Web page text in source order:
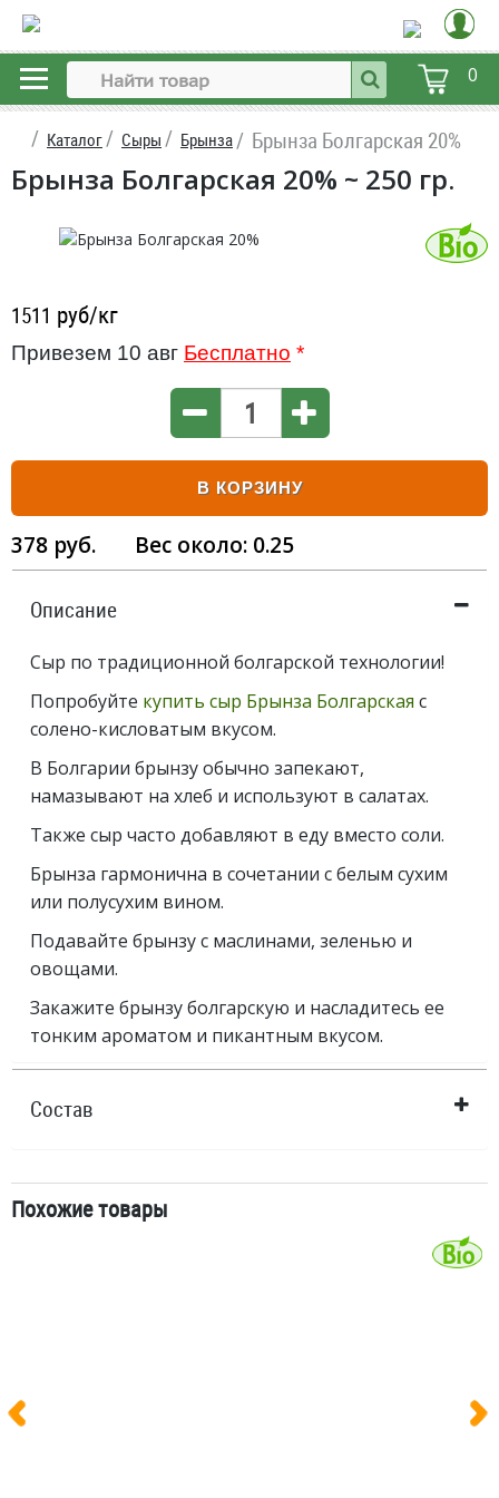
0
Каталог Сыры Брынза Брынза Болгарская 20%
Брынза Болгарская 20% ~ 250 гр.
1511 руб/кг
Привезем 10 авг Бесплатно *
В КОРЗИНУ
378 руб. Вес около: 0.25
Описание
Сыр по традиционной болгарской технологии!
Попробуйте купить сыр Брынза Болгарская с
солено-кисловатым вкусом.
В Болгарии брынзу обычно запекают,
намазывают на хлеб и используют в салатах.
Также сыр часто добавляют в еду вместо соли.
Брынза гармонична в сочетании с белым сухим
или полусухим вином.
Подавайте брынзу с маслинами, зеленью и
овощами.
Закажите брынзу болгарскую и насладитесь ее
тонким ароматом и пикантным вкусом.
Состав
Похожие товары